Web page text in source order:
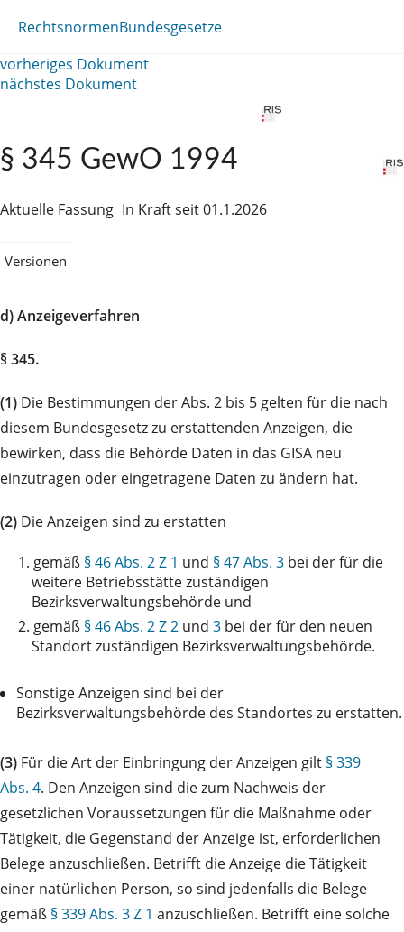
RechtsnormenBundesgesetze
vorheriges Dokument
nächstes Dokument
§ 345 GewO 1994
Aktuelle Fassung In Kraft seit 01.1.2026
Versionen
d) Anzeigeverfahren
§ 345.
(1) Die Bestimmungen der Abs. 2 bis 5 gelten für die nach
diesem Bundesgesetz zu erstattenden Anzeigen, die
bewirken, dass die Behörde Daten in das GISA neu
einzutragen oder eingetragene Daten zu ändern hat.
(2) Die Anzeigen sind zu erstatten
1. gemäß § 46 Abs. 2 Z 1 und § 47 Abs. 3 bei der für die
weitere Betriebsstätte zuständigen
Bezirksverwaltungsbehörde und
2. gemäß § 46 Abs. 2 Z 2 und 3 bei der für den neuen
Standort zuständigen Bezirksverwaltungsbehörde.
Sonstige Anzeigen sind bei der
Bezirksverwaltungsbehörde des Standortes zu erstatten.
(3) Für die Art der Einbringung der Anzeigen gilt § 339
Abs. 4. Den Anzeigen sind die zum Nachweis der
gesetzlichen Voraussetzungen für die Maßnahme oder
Tätigkeit, die Gegenstand der Anzeige ist, erforderlichen
Belege anzuschließen. Betrifft die Anzeige die Tätigkeit
einer natürlichen Person, so sind jedenfalls die Belege
gemäß § 339 Abs. 3 Z 1 anzuschließen. Betrifft eine solche